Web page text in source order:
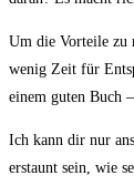
Um die Vorteile zu
wenig ⁢Zeit für
einem guten Buch
Ich kann ⁣dir ​nur
erstaunt‍ sein, ​wie